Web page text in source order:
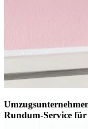
Rundum-Service für